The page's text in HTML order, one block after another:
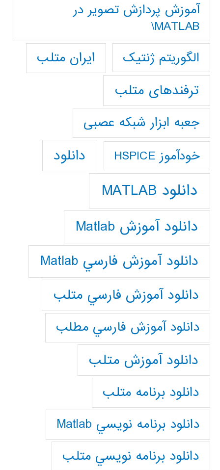
آموزش پردازش تصوير در
MATLAB\
الگوریتم ژنتیک
ایران متلب
ترفندهای متلب
جعبه ابزار شبکه عصبی
خودآموز HSPICE دانلود
دانلود MATLAB
دانلود آموزش Matlab
دانلود آموزش فارسي Matlab
دانلود آموزش فارسي متلب
دانلود آموزش فارسي مطلب
دانلود آموزش متلب
دانلود برنامه متلب
دانلود برنامه نويسي Matlab
دانلود برنامه نويسي متلب